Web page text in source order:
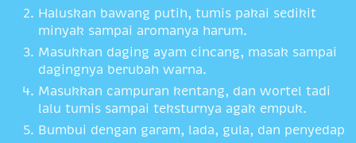
Haluskan bawang putih, tumis pakai sedikit
minyak sampai aromanya harum.
Masukkan daging ayam cincang, masak sampai
dagingnya berubah warna.
Masukkan campuran kentang, dan wortel tadi
lalu tumis sampai teksturnya agak empuk.
Bumbui dengan garam, lada, gula, dan penyedap